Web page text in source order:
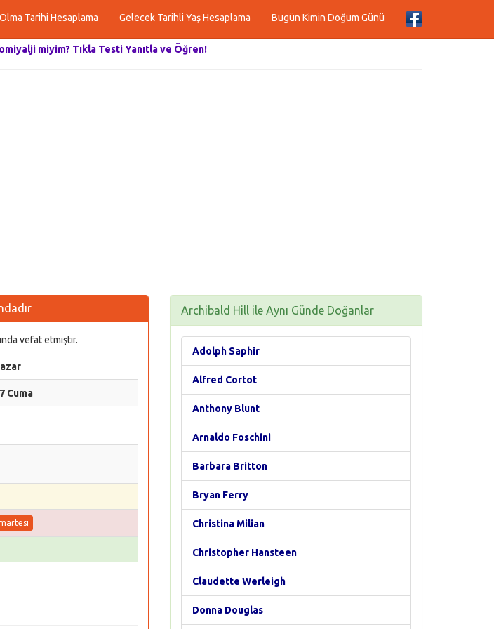
Tarihi Hesaplama Gelecek Tarihli Yaş Hesaplama Bugün Kimin Doğum Günü
miyim? Tıkla Testi Yanıtla ve Öğren!
vefat etmiştir.
Cuma
Archibald Hill ile Aynı Günde Doğanlar
Adolph Saphir
Alfred Cortot
Anthony Blunt
Arnaldo Foschini
Barbara Britton
Bryan Ferry
Christina Milian
Christopher Hansteen
Claudette Werleigh
Donna Douglas